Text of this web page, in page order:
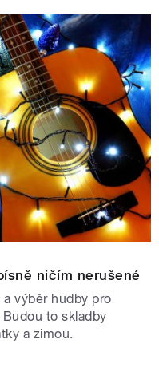
ničím nerušené
výběr hudby pro
to skladby
a zimou.